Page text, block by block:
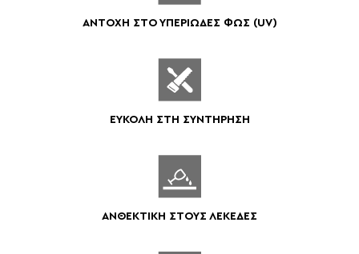
ΑΝΤΟΧΗ ΣΤΟ ΥΠΕΡΙΩΔΕΣ ΦΩΣ (UV)
ΕΥΚΟΛΗ ΣΤΗ ΣΥΝΤΗΡΗΣΗ
ΑΝΘΕΚΤΙΚΗ ΣΤΟΥΣ ΛΕΚΕΔΕΣ